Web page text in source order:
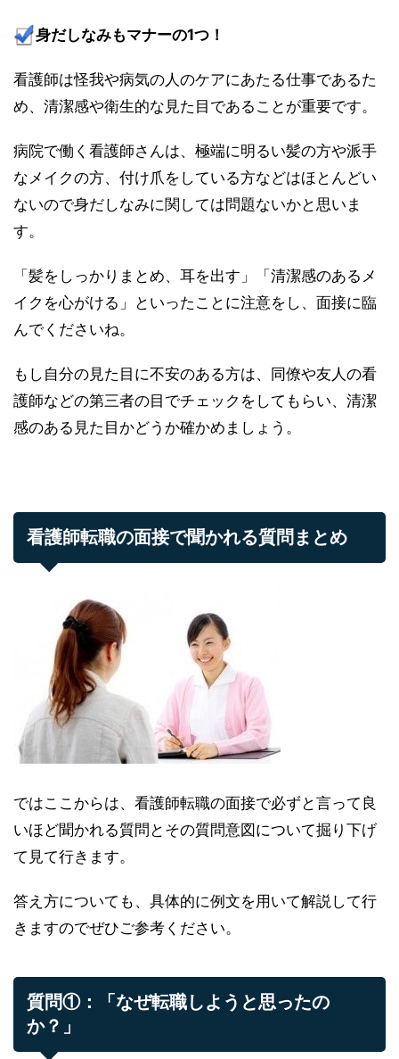
身だしなみもマナーの1つ！
看護師は怪我や病気の人のケアにあたる仕事であるた
め、清潔感や衛生的な見た目であることが重要です。
病院で働く看護師さんは、極端に明るい髪の方や派手
なメイクの方、付け爪をしている方などはほとんどい
ないので身だしなみに関しては問題ないかと思いま
す。
「髪をしっかりまとめ、耳を出す」「清潔感のあるメ
イクを心がける」といったことに注意をし、面接に臨
んでくださいね。
もし自分の見た目に不安のある方は、同僚や友人の看
護師などの第三者の目でチェックをしてもらい、清潔
感のある見た目かどうか確かめましょう。
看護師転職の面接で聞かれる質問まとめ
ではここからは、看護師転職の面接で必ずと言って良
いほど聞かれる質問とその質問意図について掘り下げ
て見て行きます。
答え方についても、具体的に例文を用いて解説して行
きますのでぜひご参考ください。
質問①：「なぜ転職しようと思ったの
か？」